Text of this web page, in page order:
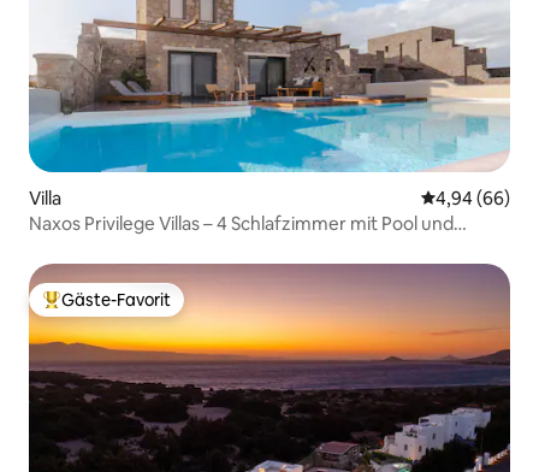
Villa
4,94 (66)
Naxos Privilege Villas – 4 Schlafzimmer mit Pool und
Beliebter Gäste-Favorit.
Gäste-Favorit